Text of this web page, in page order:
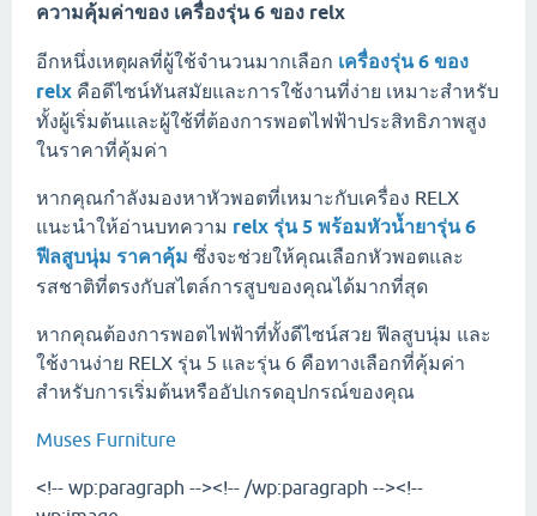
ความคุ้มค่าของ เครื่องรุ่น 6 ของ relx
อีกหนึ่งเหตุผลที่ผู้ใช้จำนวนมากเลือก เครื่องรุ่น 6 ของ
relx คือดีไซน์ทันสมัยและการใช้งานที่ง่าย เหมาะสำหรับ
ทั้งผู้เริ่มต้นและผู้ใช้ที่ต้องการพอตไฟฟ้าประสิทธิภาพสูง
ในราคาที่คุ้มค่า
หากคุณกำลังมองหาหัวพอตที่เหมาะกับเครื่อง RELX
แนะนำให้อ่านบทความ relx รุ่น 5 พร้อมหัวน้ำยารุ่น 6
ฟีลสูบนุ่ม ราคาคุ้ม ซึ่งจะช่วยให้คุณเลือกหัวพอตและ
รสชาติที่ตรงกับสไตล์การสูบของคุณได้มากที่สุด
หากคุณต้องการพอตไฟฟ้าที่ทั้งดีไซน์สวย ฟีลสูบนุ่ม และ
ใช้งานง่าย RELX รุ่น 5 และรุ่น 6 คือทางเลือกที่คุ้มค่า
สำหรับการเริ่มต้นหรืออัปเกรดอุปกรณ์ของคุณ
Muses Furniture
<!-- wp:paragraph --><!-- /wp:paragraph --><!--